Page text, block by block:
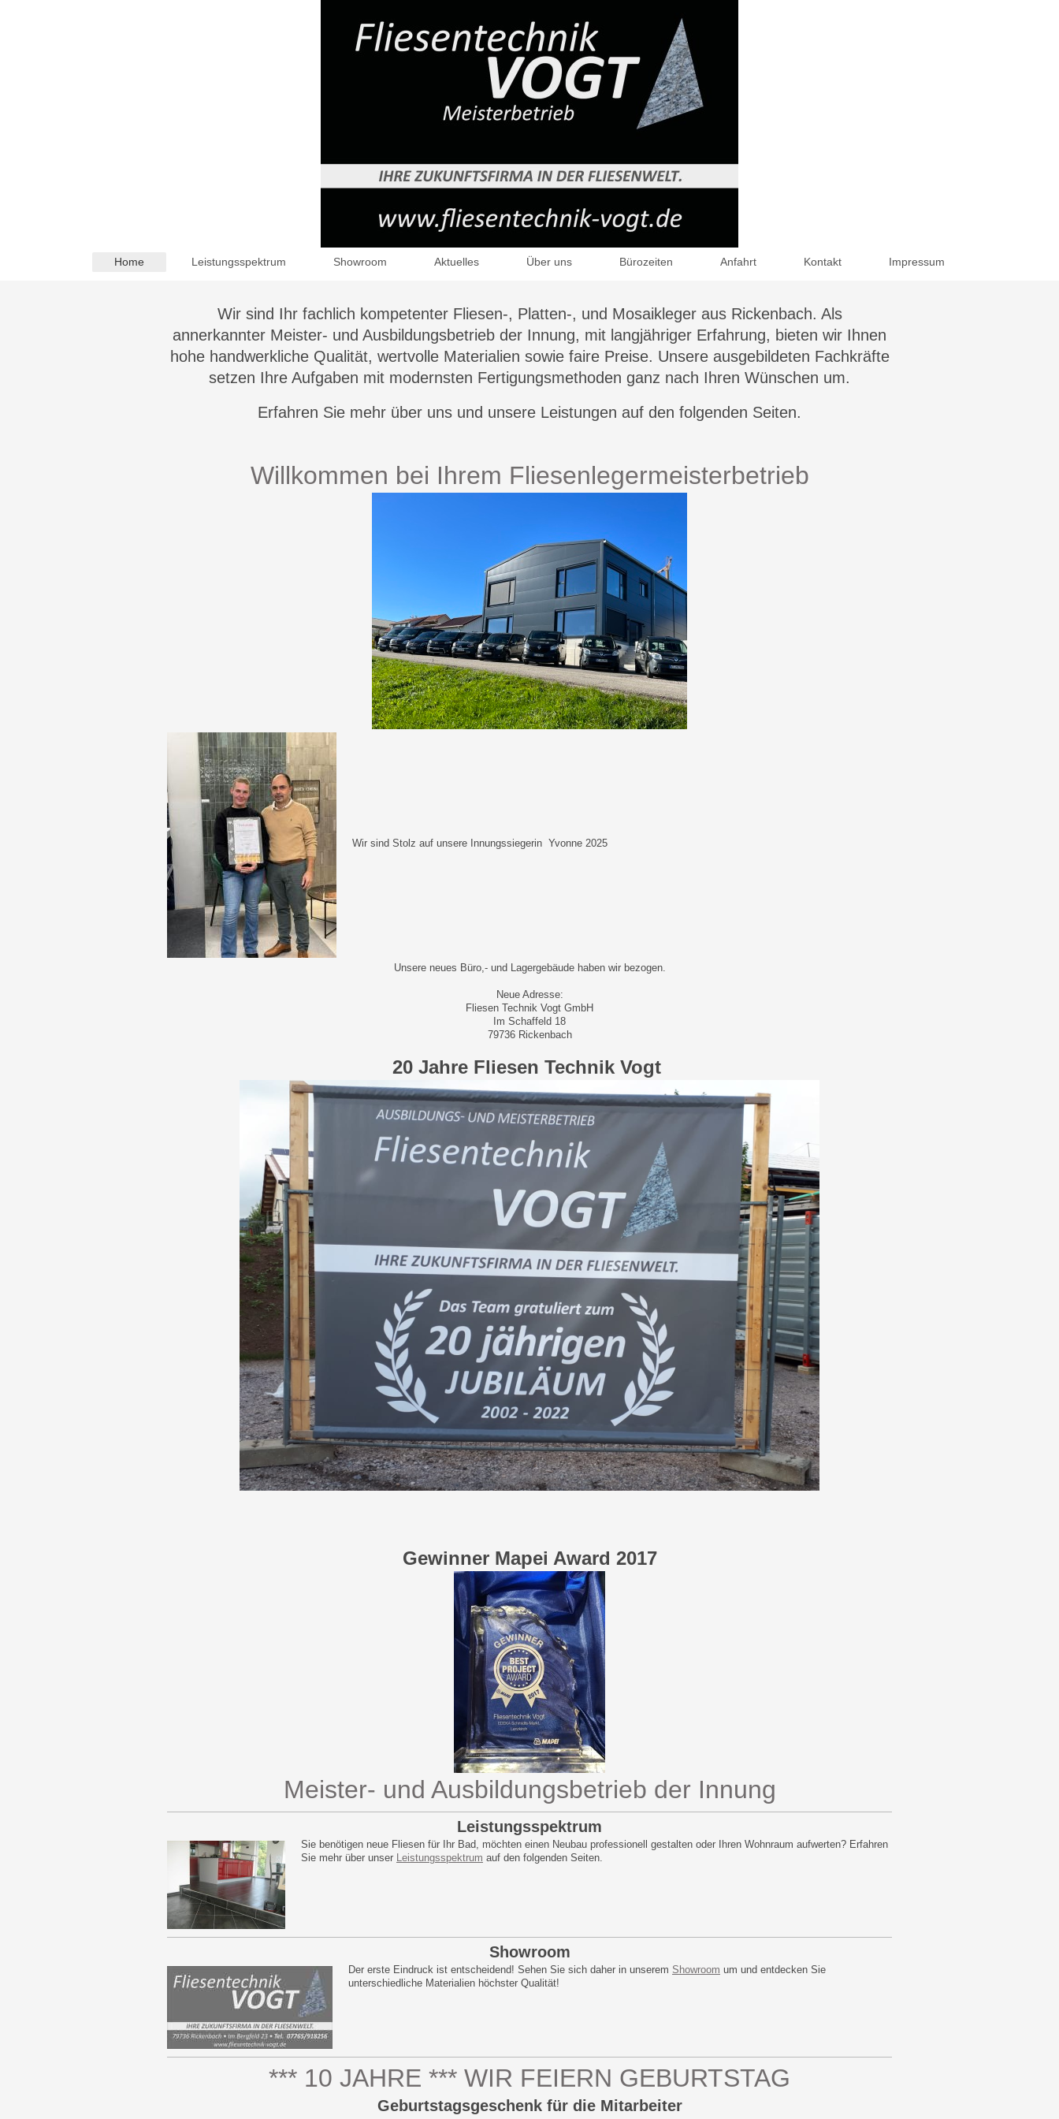
Home Leistungsspektrum Showroom Aktuelles Über uns Bürozeiten Anfahrt Kontakt Impressum
Wir sind Ihr fachlich kompetenter Fliesen-, Platten-, und Mosaikleger aus Rickenbach. Als
annerkannter Meister- und Ausbildungsbetrieb der Innung, mit langjähriger Erfahrung, bieten wir Ihnen
hohe handwerkliche Qualität, wertvolle Materialien sowie faire Preise. Unsere ausgebildeten Fachkräfte
setzen Ihre Aufgaben mit modernsten Fertigungsmethoden ganz nach Ihren Wünschen um.
Erfahren Sie mehr über uns und unsere Leistungen auf den folgenden Seiten.
Willkommen bei Ihrem Fliesenlegermeisterbetrieb
Wir sind Stolz auf unsere Innungssiegerin Yvonne 2025
Unsere neues Büro,- und Lagergebäude haben wir bezogen.
Neue Adresse:
Fliesen Technik Vogt GmbH
Im Schaffeld 18
79736 Rickenbach
20 Jahre Fliesen Technik Vogt
Gewinner Mapei Award 2017
Meister- und Ausbildungsbetrieb der Innung
Leistungsspektrum
Sie benötigen neue Fliesen für Ihr Bad, möchten einen Neubau professionell gestalten oder Ihren Wohnraum aufwerten? Erfahren
Sie mehr über unser Leistungsspektrum auf den folgenden Seiten.
Showroom
Der erste Eindruck ist entscheidend! Sehen Sie sich daher in unserem Showroom um und entdecken Sie
unterschiedliche Materialien höchster Qualität!
*** 10 JAHRE *** WIR FEIERN GEBURTSTAG
Geburtstagsgeschenk für die Mitarbeiter